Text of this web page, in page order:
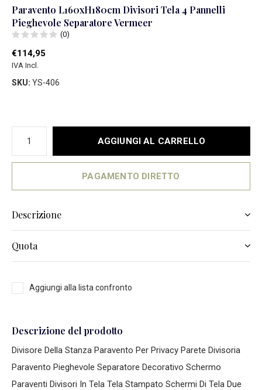
Paravento L160xH180cm Divisori Tela 4 Pannelli
Pieghevole Separatore Vermeer
(0)
€114,95
IVA Incl.
SKU: YS-406
AGGIUNGI AL CARRELLO
PAGAMENTO DIRETTO
Descrizione
Quota
Aggiungi alla lista confronto
Descrizione del prodotto
Divisore Della Stanza Paravento Per Privacy Parete Divisoria
Paravento Pieghevole Separatore Decorativo Schermo
Paraventi Divisori In Tela Tela Stampato Schermi Di Tela Due